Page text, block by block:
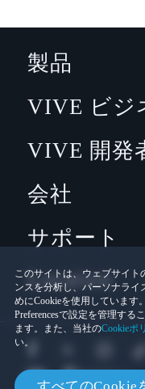
このサイトは、ウェブサイト
ンスを分析し、パーソナライ
めにCookieを使用しています
Preferencesで設定を管理する
ます。また、当社のCookieポ
い。
製品
VIVE ビジ
VIVE 開発
会社
サポート
Location